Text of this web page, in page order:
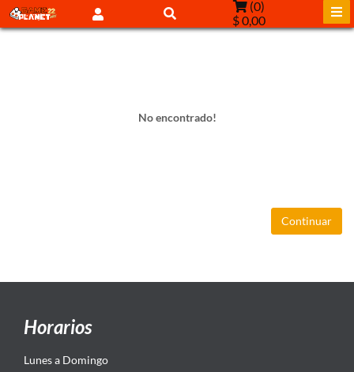
(0)
$ 0,00
No encontrado!
Continuar
Horarios
Lunes a Domingo